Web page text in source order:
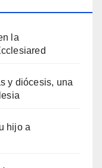
la
y diócesis, una
hijo a